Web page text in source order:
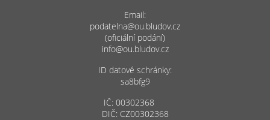
Email:
podatelna@ou.bludov.cz
(oficiální podání)
info@ou.bludov.cz
ID datové schránky:
sa8bfg9
IČ: 00302368
DIČ: CZ00302368